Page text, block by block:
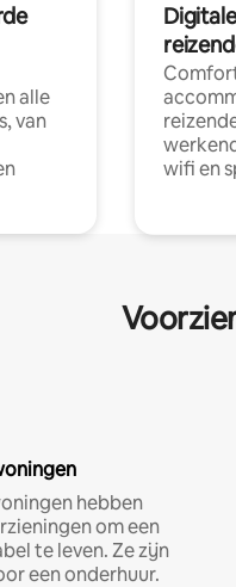
alle
van
wifi en
hebben
om een
te leven. Ze zijn
een onderhuur.